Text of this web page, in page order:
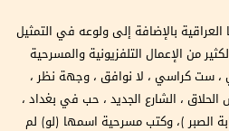
العراقية بالإضافة إلى ولوعه في التمثيل
من الإعمال التلفزيونية والمسرحية
، ست كراسي ، لا نوافق ، وجهة نظر ،
، الشارع الجديد ، حب في بغداد ،
الصبر )، وكتب مسرحية اسمها (لو) لم